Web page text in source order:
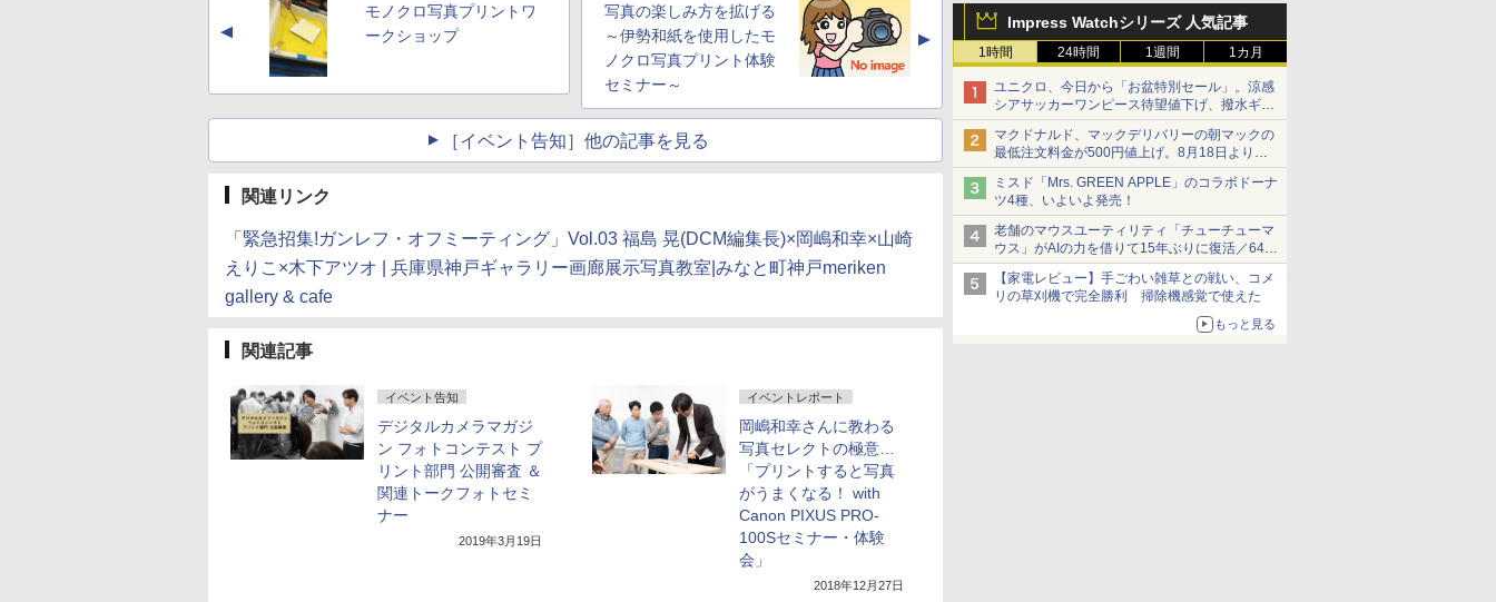
Impress Watchシリーズ 人気記事
1時間 24時間 1週間 1カ月
ユニクロ、今日から「お盆特別セール」。涼感
シアサッカーワンピース待望値下げ、撥水ギア
ショーツは1990円に
マクドナルド、マックデリバリーの朝マックの
最低注文料金が500円値上げ。8月18日より
1,500円から受付
ミスド「Mrs. GREEN APPLE」のコラボドーナ
ツ4種、いよいよ発売！
老舗のマウスユーティリティ「チューチューマ
ウス」がAIの力を借りて15年ぶりに復活／64bit
化、Windows 10/11、「Chrome」も走り回
る。復活記念で2026年末まで500円
【家電レビュー】手ごわい雑草との戦い、コメ
リの草刈機で完全勝利 掃除機感覚で使えた
もっと見る
▲
モノクロ写真プリントワ
ークショップ
写真の楽しみ方を拡げる
～伊勢和紙を使用したモ
ノクロ写真プリント体験
セミナー～
▲
［イベント告知］他の記事を見る
関連リンク
「緊急招集!ガンレフ・オフミーティング」Vol.03 福島 晃(DCM編集長)×岡嶋和幸×山崎
えりこ×木下アツオ | 兵庫県神戸ギャラリー画廊展示写真教室|みなと町神戸meriken
gallery & cafe
関連記事
イベント告知
デジタルカメラマガジ
ン フォトコンテスト プ
リント部門 公開審査 ＆
関連トークフォトセミ
ナー
2019年3月19日
イベントレポート
岡嶋和幸さんに教わる
写真セレクトの極意…
「プリントすると写真
がうまくなる！ with
Canon PIXUS PRO-
100Sセミナー・体験
会」
2018年12月27日